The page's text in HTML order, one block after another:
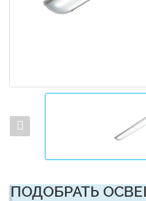
ПОДОБРАТЬ